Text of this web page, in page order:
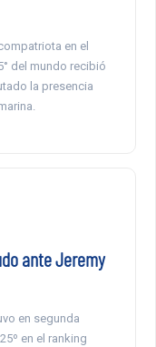
en el
del mundo recibió
la presencia
ante Jeremy
en segunda
en el ranking